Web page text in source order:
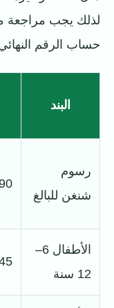
لذلك يجب مراجعة
حساب الرقم
البند
رسوم
شنغن للبالغ
90
الأطفال 6–
12 سنة
45